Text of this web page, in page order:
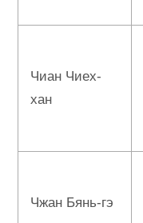
Чиан Чиех-
хан
Чжан Бянь-гэ